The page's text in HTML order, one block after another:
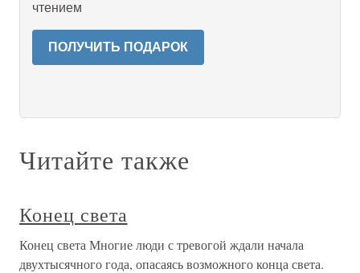
чтением
ПОЛУЧИТЬ ПОДАРОК
Читайте также
Конец света
Конец света Многие люди с тревогой ждали начала
двухтысячного года, опасаясь возможного конца света.